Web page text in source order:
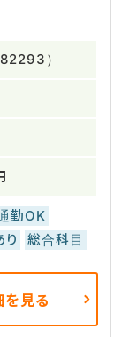
）
勤OK
総合科目
を見る